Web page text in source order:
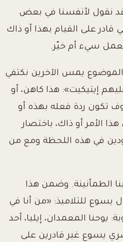
نقول لأنفسنا في بعض
قادر على القيام بهذا أو ذاك
سيء أم خيّر.
يمس الآخرين نكتفي
إيتيكيت»: هذا كاهن، أو
تكون ردة فعله بهذه أو
الأمر أو ذاك، باختصار
في هذه اللحظة ومع من
الطمأنينة. وضمن هذا
يسوع للتلاميذ: «من أنا في
يوحنا المعمدان، إيليا، أحد
يسوع غير قادرين على